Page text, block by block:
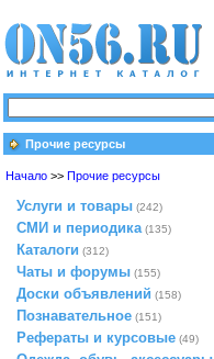
Прочие ресурсы
Начало >> Прочие ресурсы
Услуги и товары (242)
СМИ и периодика (135)
Каталоги (312)
Чаты и форумы (155)
Доски объявлений (158)
Познавательное (151)
Рефераты и курсовые (49)